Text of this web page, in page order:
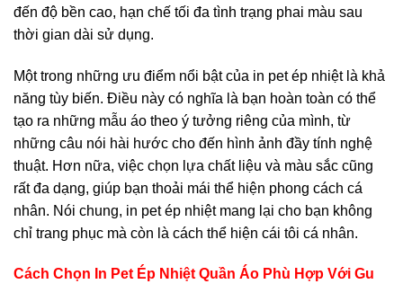
đến độ bền cao, hạn chế tối đa tình trạng phai màu sau
thời gian dài sử dụng.
Một trong những ưu điểm nổi bật của in pet ép nhiệt là khả
năng tùy biến. Điều này có nghĩa là bạn hoàn toàn có thể
tạo ra những mẫu áo theo ý tưởng riêng của mình, từ
những câu nói hài hước cho đến hình ảnh đầy tính nghệ
thuật. Hơn nữa, việc chọn lựa chất liệu và màu sắc cũng
rất đa dạng, giúp bạn thoải mái thể hiện phong cách cá
nhân. Nói chung, in pet ép nhiệt mang lại cho bạn không
chỉ trang phục mà còn là cách thể hiện cái tôi cá nhân.
Cách Chọn In Pet Ép Nhiệt Quần Áo Phù Hợp Với Gu